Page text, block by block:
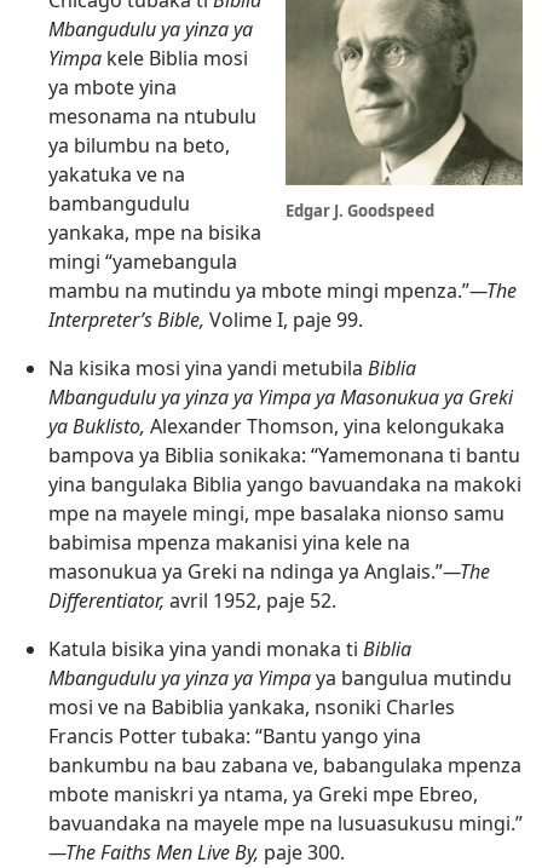
Edgar J. Goodspeed
Mbangudulu ya yinza ya
Yimpa kele Biblia mosi
ya mbote yina
mesonama na ntubulu
ya bilumbu na beto,
yakatuka ve na
bambangudulu
yankaka, mpe na bisika
mingi “yamebangula
mambu na mutindu ya mbote mingi mpenza.”​—The
Interpreter’s Bible, Volime I, paje 99.
Na kisika mosi yina yandi metubila Biblia
Mbangudulu ya yinza ya Yimpa ya Masonukua ya Greki
ya Buklisto, Alexander Thomson, yina kelongukaka
bampova ya Biblia sonikaka: “Yamemonana ti bantu
yina bangulaka Biblia yango bavuandaka na makoki
mpe na mayele mingi, mpe basalaka nionso samu
babimisa mpenza makanisi yina kele na
masonukua ya Greki na ndinga ya Anglais.”​—The
Differentiator, avril 1952, paje 52.
Katula bisika yina yandi monaka ti Biblia
Mbangudulu ya yinza ya Yimpaya bangulua mutindu
mosi ve na Babiblia yankaka, nsoniki Charles
Francis Potter tubaka: “Bantu yango yina
bankumbu na bau zabana ve, babangulaka mpenza
mbote maniskri ya ntama, ya Greki mpe Ebreo,
bavuandaka na mayele mpe na lusuasukusu mingi.”​
—The Faiths Men Live By, paje 300.